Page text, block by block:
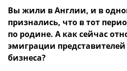
Вы жили в Англии, и в
признались, что в тот
по родине. А как сейчас
эмиграции
бизнеса?